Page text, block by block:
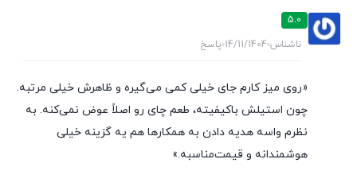
5.0
ناشناس 14/11/1404 پاسخ
«روی میز کارم جای خیلی کمی می‌گیره و ظاهرش خیلی مرتبه.
چون استیلش باکیفیته، طعم چای رو اصلاً عوض نمی‌کنه. به
نظرم واسه هدیه دادن به همکارها هم یه گزینه خیلی
هوشمندانه و قیمت‌مناسبه.»